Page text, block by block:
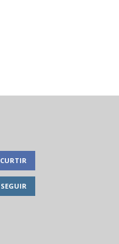
CURTIR
SEGUIR